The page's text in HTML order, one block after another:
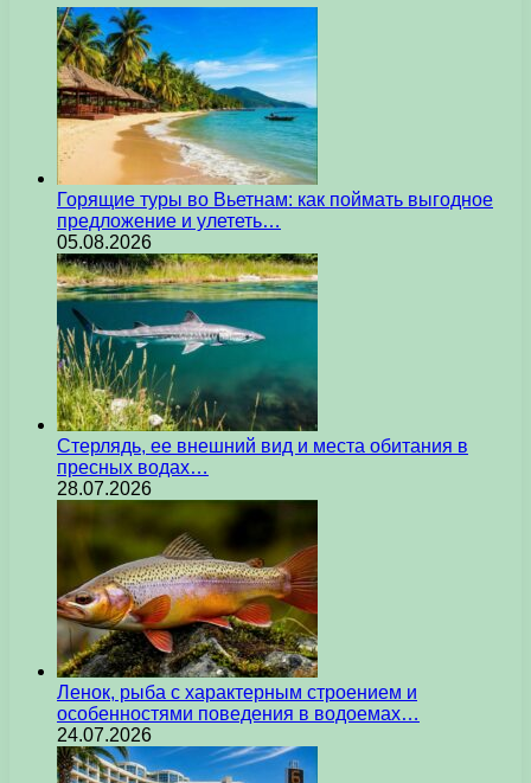
Горящие туры во Вьетнам: как поймать выгодное
предложение и улететь…
05.08.2026
Стерлядь, ее внешний вид и места обитания в
пресных водах…
28.07.2026
Ленок, рыба с характерным строением и
особенностями поведения в водоемах…
24.07.2026